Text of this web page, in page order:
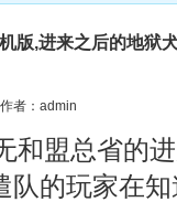
版,进来之后的地狱
者：admin
盟总省的
队的玩家在